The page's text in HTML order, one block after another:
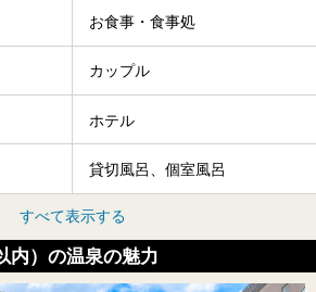
お食事・食事処
カップル
ホテル
貸切風呂、個室風呂
すべて表示する
内）の温泉の魅力